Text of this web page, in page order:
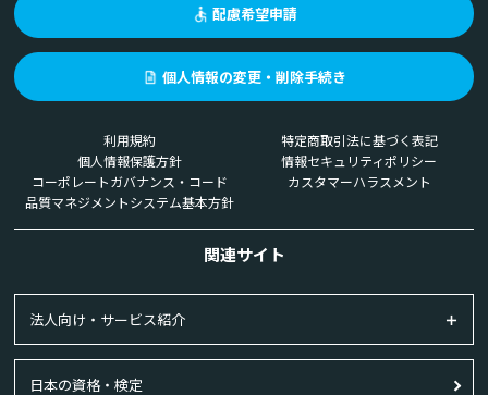
配慮希望申請
個人情報の変更・削除手続き
利用規約
特定商取引法に基づく表記
個人情報保護方針
情報セキュリティポリシー
コーポレートガバナンス・コード
カスタマーハラスメント
品質マネジメントシステム基本方針
関連サイト
法人向け・サービス紹介
日本の資格・検定